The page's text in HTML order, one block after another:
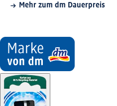
Mehr zum dm Dauerpreis